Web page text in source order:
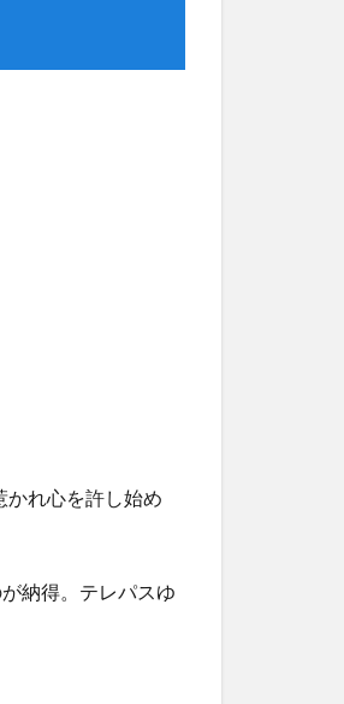
かれ心を許し始め
納得。テレパスゆ